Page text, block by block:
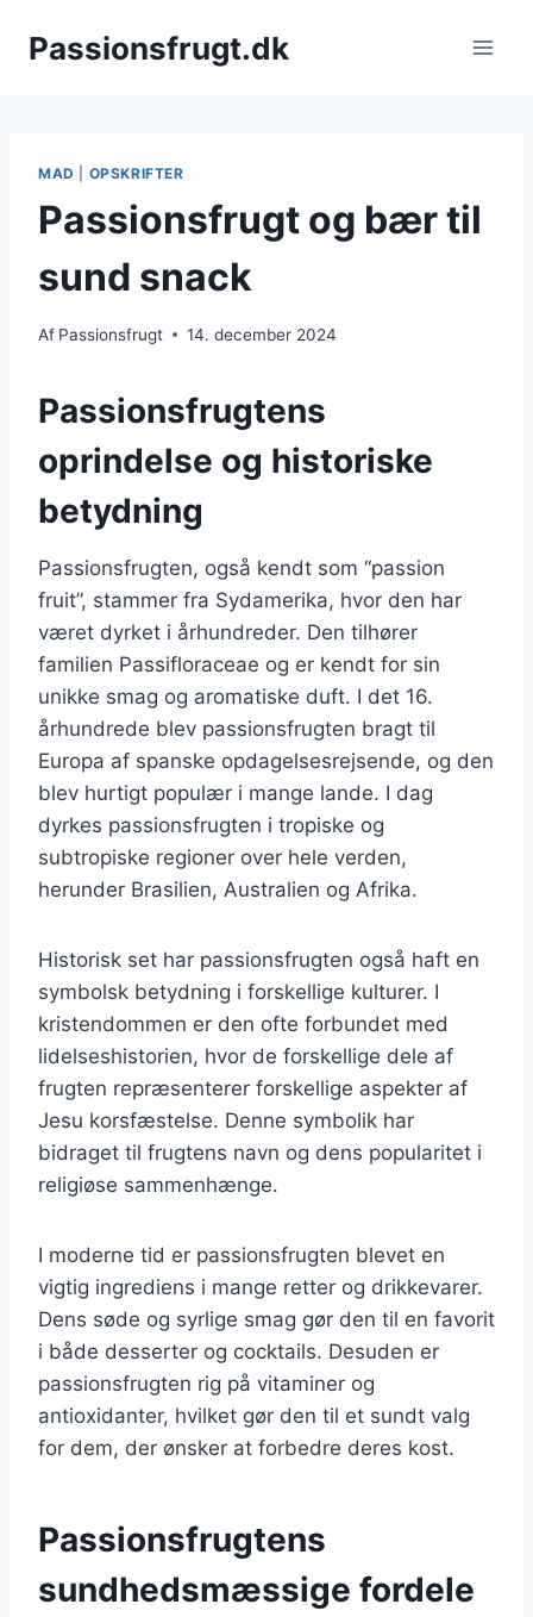
Passionsfrugt.dk
MAD OPSKRIFTER
Passionsfrugt og bær til
sund snack
Af Passionsfrugt 14. december 2024
Passionsfrugtens
oprindelse og historiske
betydning
Passionsfrugten, også kendt som “passion
fruit”, stammer fra Sydamerika, hvor den har
været dyrket i århundreder. Den tilhører
familien Passifloraceae og er kendt for sin
unikke smag og aromatiske duft. I det 16.
århundrede blev passionsfrugten bragt til
Europa af spanske opdagelsesrejsende, og den
blev hurtigt populær i mange lande. I dag
dyrkes passionsfrugten i tropiske og
subtropiske regioner over hele verden,
herunder Brasilien, Australien og Afrika.
Historisk set har passionsfrugten også haft en
symbolsk betydning i forskellige kulturer. I
kristendommen er den ofte forbundet med
lidelseshistorien, hvor de forskellige dele af
frugten repræsenterer forskellige aspekter af
Jesu korsfæstelse. Denne symbolik har
bidraget til frugtens navn og dens popularitet i
religiøse sammenhænge.
I moderne tid er passionsfrugten blevet en
vigtig ingrediens i mange retter og drikkevarer.
Dens søde og syrlige smag gør den til en favorit
i både desserter og cocktails. Desuden er
passionsfrugten rig på vitaminer og
antioxidanter, hvilket gør den til et sundt valg
for dem, der ønsker at forbedre deres kost.
Passionsfrugtens
sundhedsmæssige fordele